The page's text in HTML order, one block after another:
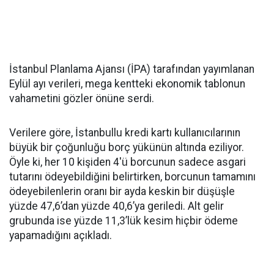
İstanbul Planlama Ajansı (İPA) tarafından yayımlanan
Eylül ayı verileri, mega kentteki ekonomik tablonun
vahametini gözler önüne serdi.
Verilere göre, İstanbullu kredi kartı kullanıcılarının
büyük bir çoğunluğu borç yükünün altında eziliyor.
Öyle ki, her 10 kişiden 4'ü borcunun sadece asgari
tutarını ödeyebildiğini belirtirken, borcunun tamamını
ödeyebilenlerin oranı bir ayda keskin bir düşüşle
yüzde 47,6’dan yüzde 40,6’ya geriledi. Alt gelir
grubunda ise yüzde 11,3’lük kesim hiçbir ödeme
yapamadığını açıkladı.